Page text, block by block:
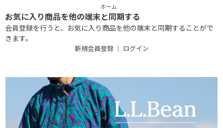
ホーム
お気に入り商品を他の端末と同期する
会員登録を行うと、お気に入り商品を他の端末と同期することがで
きます。
新規会員登録｜ ログイン